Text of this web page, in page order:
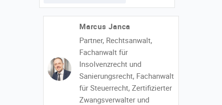
Marcus Janca
Partner, Rechtsanwalt,
Fachanwalt für
Insolvenzrecht und
Sanierungsrecht, Fachanwalt
für Steuerrecht, Zertifizierter
Zwangsverwalter und